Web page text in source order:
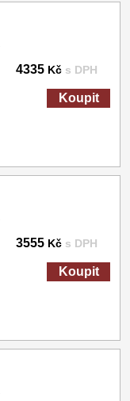
4335 Kč s DPH
Koupit
3555 Kč s DPH
Koupit